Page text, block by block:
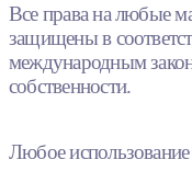
Все права на любые
защищены в
международным
собственности.
Любое